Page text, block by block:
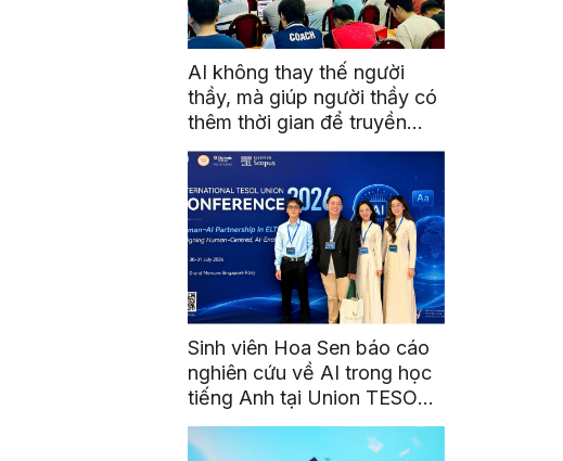
AI không thay thế người
thầy, mà giúp người thầy có
thêm thời gian để truyền
cảm hứng
Sinh viên Hoa Sen báo cáo
nghiên cứu về AI trong học
tiếng Anh tại Union TESOL
2026 ở Singapore